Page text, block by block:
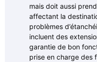
mais doit aussi
affectant la
problèmes
incluent des
garantie de bon
prise en charge des